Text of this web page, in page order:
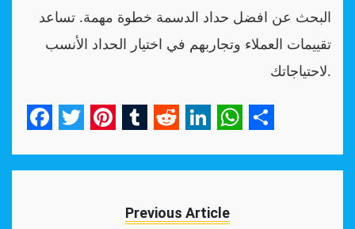
البحث عن افضل حداد الدسمة خطوة مهمة. تساعد
تقييمات العملاء وتجاربهم في اختيار الحداد الأنسب
لاحتياجاتك.
Previous Article